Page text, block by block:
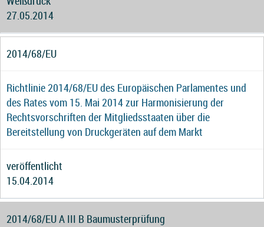
27.05.2014
2014/68/EU
Richtlinie 2014/68/EU des Europäischen Parlamentes und
des Rates vom 15. Mai 2014 zur Harmonisierung der
Rechtsvorschriften der Mitgliedsstaaten über die
Bereitstellung von Druckgeräten auf dem Markt
veröffentlicht
15.04.2014
2014/68/EU A III B Baumusterprüfung